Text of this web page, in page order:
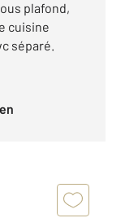
plafond,
cuisine
séparé.